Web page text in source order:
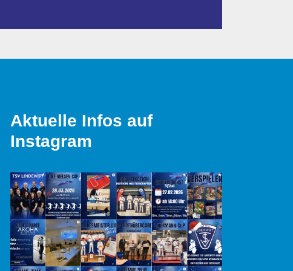
Toller Verein und wirklich nette Leute Prima Laden immer sauber
Aktuelle Infos auf
Instagram